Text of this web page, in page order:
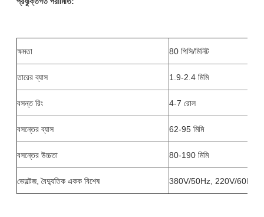
ক্ষমতা 80 পিসি/মিনিট
তারের ব্যাস 1.9-2.4 মিমি
বসন্ত রিং 4-7 রোল
বসন্তের ব্যাস 62-95 মিমি
বসন্তের উচ্চতা 80-190 মিমি
ভোল্টেজ, বৈদ্যুতিক একক বিশেষ 380V/50Hz, 220V/60Hz,